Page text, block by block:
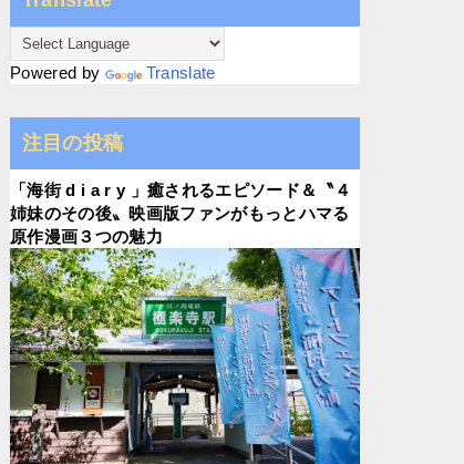
Powered by Translate
注目の投稿
「海街 d i a r y 」癒されるエピソード＆〝４
姉妹のその後〟映画版ファンがもっとハマる
原作漫画３つの魅力